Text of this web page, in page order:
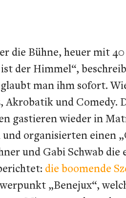
die Bühne, heuer mit
der Himmel“,
man ihm sofort.
und Comedy.
gastieren wieder in
organisierten einen
und Gabi Schwab die
die boomende
„Benejux“,